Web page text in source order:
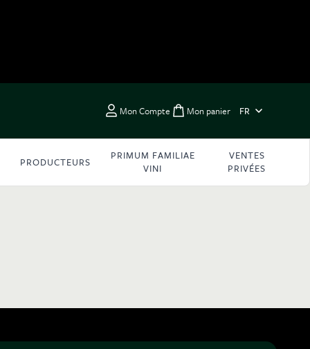
Mon Compte Toggle minicart,
Mon panier FR
PRODUCTEURS
PRIMUM FAMILIAE
VINI
VENTES
PRIVÉES